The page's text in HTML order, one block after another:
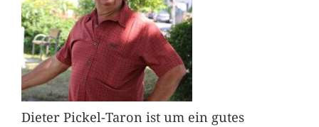
Dieter Pickel-Taron ist um ein gutes